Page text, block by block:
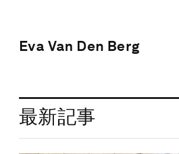
Eva Van Den Berg
最新記事